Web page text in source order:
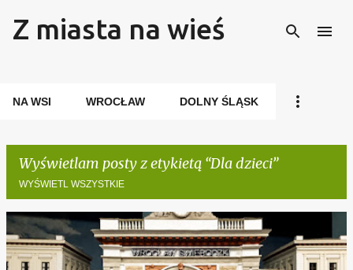
Przejdź do głównej zawartości
Z miasta na wieś
NA WSI WROCŁAW DOLNY ŚLĄSK
Wyświetlam posty z etykietą Dla dzieci
WYŚWIETL WSZYSTKIE
P
o